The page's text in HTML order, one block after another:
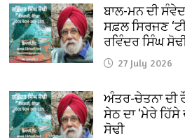
ਬਾਲ-ਮਨ ਦੀ
ਸਫ਼ਲ ਸਿਰਜਣ
ਰਵਿੰਦਰ ਸਿੰਘ
27 July 2026
ਅੰਤਰ-ਚੇਤਨਾ ਦੀ
ਸੇਠ ਦਾ ‘ਮੇਰੇ
ਸੋਢੀ